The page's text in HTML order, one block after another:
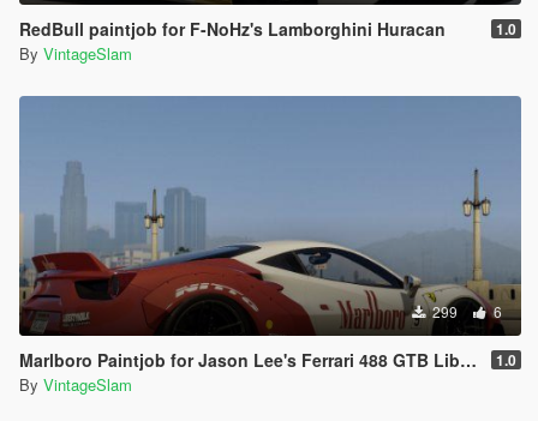
RedBull paintjob for F-NoHz's Lamborghini Huracan 1.0
By VintageSlam
299 6
Marlboro Paintjob for Jason Lee's Ferrari 488 GTB Liberty Walk 1.0
By VintageSlam